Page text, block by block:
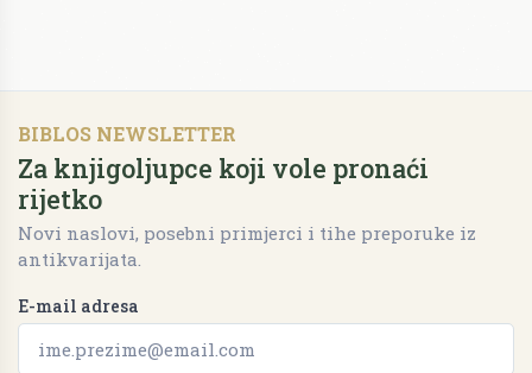
BIBLOS NEWSLETTER
Za knjigoljupce koji vole pronaći
rijetko
Novi naslovi, posebni primjerci i tihe preporuke iz
antikvarijata.
E-mail adresa